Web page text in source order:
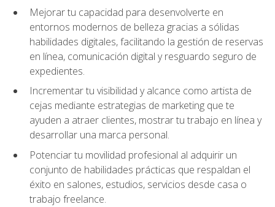
Mejorar tu capacidad para desenvolverte en
entornos modernos de belleza gracias a sólidas
habilidades digitales, facilitando la gestión de reservas
en línea, comunicación digital y resguardo seguro de
expedientes.
Incrementar tu visibilidad y alcance como artista de
cejas mediante estrategias de marketing que te
ayuden a atraer clientes, mostrar tu trabajo en línea y
desarrollar una marca personal.
Potenciar tu movilidad profesional al adquirir un
conjunto de habilidades prácticas que respaldan el
éxito en salones, estudios, servicios desde casa o
trabajo freelance.